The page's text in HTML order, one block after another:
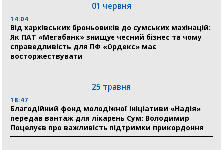
Пенсійний фонд Сумщини спрямував 0,2 млрд грн
на пенсії, страхові виплати та підтримку
прифронтових громад
прифронтової Сумщини: перша група оздоровилася
в Австрії
18:30
Ніколаєнко: у Сумах погодили 115 компенсацій на
відновлення житла майже на 6,6 млн грн
01 червня
14:04
Від харківських броньовиків до сумських махінацій:
Як ПАТ «Мегабанк» знищує чесний бізнес та чому
справедливість для ПФ «Ордекс» має
восторжествувати
25 травня
18:47
Благодійний фонд молодіжної ініціативи «Надія»
передав вантаж для лікарень Сум: Володимир
Поцелуєв про важливість підтримки прикордоння